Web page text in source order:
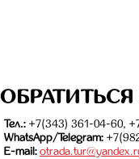
Тел.: +7(343) 361-04-60,
WhatsApp/Telegram:
E-mail: